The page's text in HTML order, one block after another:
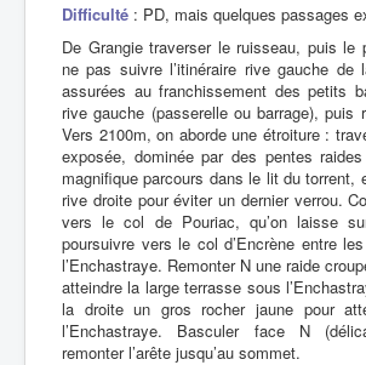
Difficulté : PD, mais quelques passages
De Grangie traverser le ruisseau, puis le
ne pas suivre l’itinéraire rive gauche de
assurées au franchissement des petits
rive gauche (passerelle ou barrage), puis
Vers 2100m, on aborde une étroiture :
exposée, dominée par des pentes
magnifique parcours dans le lit du torrent,
rive droite pour éviter un dernier verrou.
vers le col de Pouriac, qu’on laisse
poursuivre vers le col d’Encrène entre
l’Enchastraye. Remonter N une raide
atteindre la large terrasse sous
la droite un gros rocher jaune pour
l’Enchastraye. Basculer face N
remonter l’arête jusqu’au sommet.